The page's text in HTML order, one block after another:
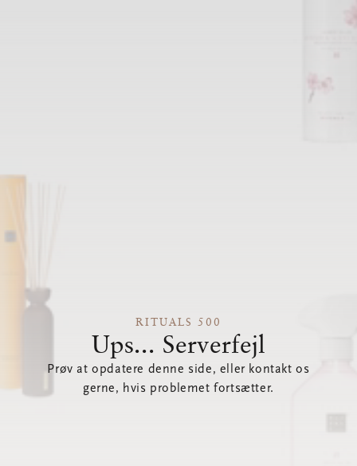
RITUALS 500
Ups... Serverfejl
Prøv at opdatere denne side, eller kontakt os
gerne, hvis problemet fortsætter.